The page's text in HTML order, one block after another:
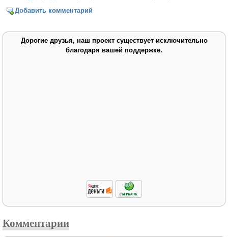
Добавить комментарий
Дорогие друзья, наш проект существует исключительно
благодаря вашей поддержке.
Комментарии